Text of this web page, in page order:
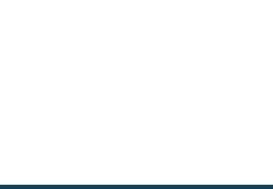
su thủy sản, tạp dề thủy sản....
mái đầy phong cách, form chuẩn dáng và thời trang.
sẵn số lượng lớn, may kỹ, đường
từ 30 cái áo choàng thủy sản thực phẩm.